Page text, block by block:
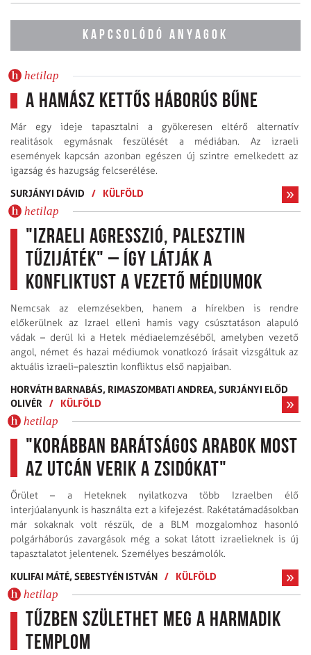
KAPCSOLÓDÓ ANYAGOK
hetilap
A Hamász kettős háborús bűne
Már egy ideje tapasztalni a gyökeresen eltérő alternatív
realitások egymásnak feszülését a médiában. Az izraeli
események kapcsán azonban egészen új szintre emelkedett az
igazság és hazugság felcserélése.
SURJÁNYI DÁVID
/ KÜLFÖLD
hetilap
"Izraeli agresszió, palesztin
tűzijáték" – így látják a
konfliktust a vezető médiumok
Nemcsak az elemzésekben, hanem a hírekben is rendre
előkerülnek az Izrael elleni hamis vagy csúsztatáson alapuló
vádak – derül ki a Hetek médiaelemzéséből, amelyben vezető
angol, német és hazai médiumok vonatkozó írásait vizsgáltuk az
aktuális izraeli–palesztin konfliktus első napjaiban.
HORVÁTH BARNABÁS, RIMASZOMBATI ANDREA,SURJÁNYI ELŐD
OLIVÉR
/ KÜLFÖLD
hetilap
"Korábban barátságos arabok most
az utcán verik a zsidókat"
Őrület – a Heteknek nyilatkozva több Izraelben élő
interjúalanyunk is használta ezt a kifejezést. Rakétatámadásokban
már sokaknak volt részük, de a BLM mozgalomhoz hasonló
polgárháborús zavargások még a sokat látott izraelieknek is új
tapasztalatot jelentenek. Személyes beszámolók.
KULIFAI MÁTÉ,SEBESTYÉN ISTVÁN / KÜLFÖLD
hetilap
Tűzben születhet meg a Harmadik
Templom